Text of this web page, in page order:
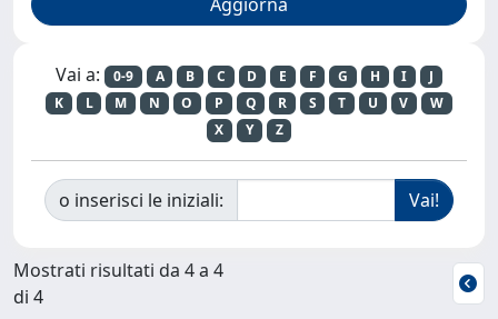
Vai a: 0-9 A B C D E F G H I
J
K
L M N O P Q R S T U V
W
X
Y Z
o inserisci le iniziali:
Mostrati risultati da 4 a 4
di 4